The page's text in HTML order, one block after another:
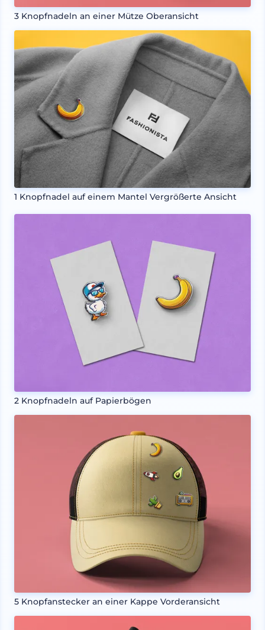
3 Knopfnadeln an einer Mütze Oberansicht
1 Knopfnadel auf einem Mantel Vergrößerte Ansicht
2 Knopfnadeln auf Papierbögen
5 Knopfanstecker an einer Kappe Vorderansicht